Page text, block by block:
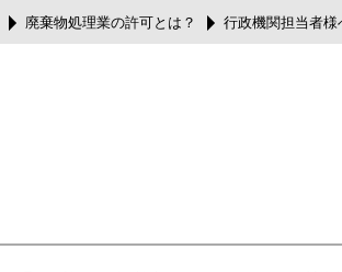
廃棄物処理業の許可とは？ 行政機関担当者様